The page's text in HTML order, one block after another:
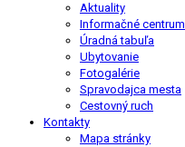
Aktuality
Informačné centrum
Úradná tabuľa
Ubytovanie
Fotogalérie
Spravodajca mesta
Cestovný ruch
Kontakty
Mapa stránky